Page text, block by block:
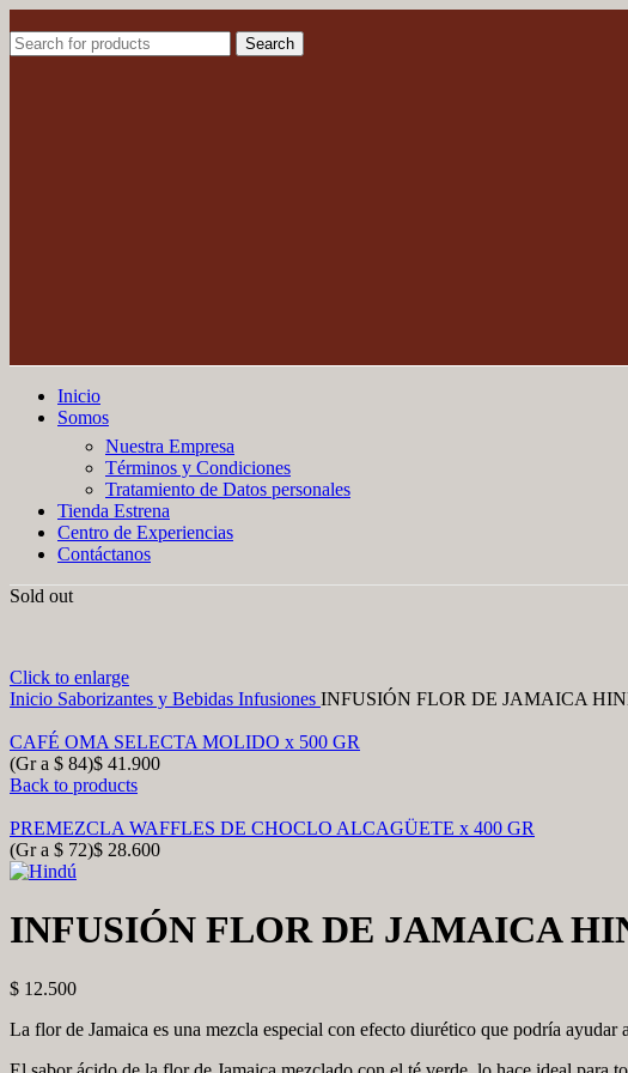
Search
Inicio
Somos
Nuestra Empresa
Términos y Condiciones
Tratamiento de Datos personales
Tienda Estrena
Centro de Experiencias
Contáctanos
Sold out
Click to enlarge
Inicio Saborizantes y Bebidas Infusiones INFUSIÓN FLOR DE JAMAICA
CAFÉ OMA SELECTA MOLIDO x 500 GR
(Gr a $ 84)$ 41.900
Back to products
PREMEZCLA WAFFLES DE CHOCLO ALCAGÜETE x 400 GR
(Gr a $ 72)$ 28.600
INFUSIÓN FLOR DE JAMAICA
$ 12.500
La flor de Jamaica es una mezcla especial con efecto diurético que podría ayudar